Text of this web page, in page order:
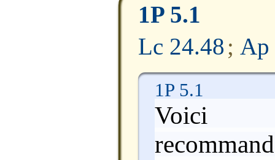
1P 5.1
Lc 24.48 ; Ap
1P 5.1
Voici